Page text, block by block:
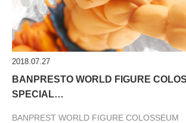
2018.07.27
BANPRESTO WORLD FIGURE
SPECIAL…
BANPREST WORLD FIGURE COLOSSEUM